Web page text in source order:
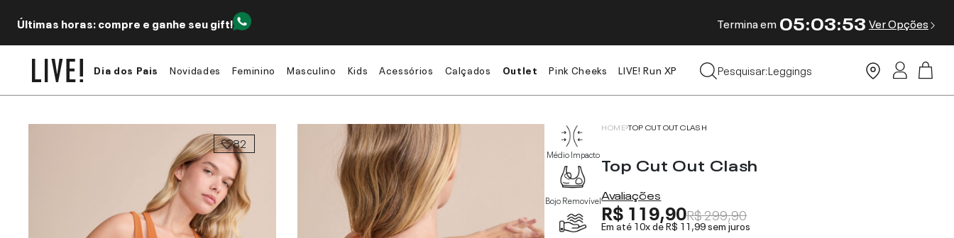
Últimas horas: compre e ganhe seu gift! Termina em 05:03:53 Ver Opções
Dia dos Pais Novidades Feminino Masculino Kids Acessórios Calçados Outlet Pink Cheeks LIVE! Run XP
Pesquisar:
Tops
Leggings
82
Médio Impacto
Bojo Removível
HOME TOP CUT OUT CLASH
Top Cut Out Clash
Avaliações
R$ 119,90R$ 299,90
Em até 10x deR$ 11,99sem juros